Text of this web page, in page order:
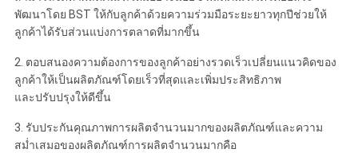
พัฒนาโดย BST ให้กับลูกค้าด้วยความร่วมมือระยะยาวทุกปีช่วยให้
ลูกค้าได้รับส่วนแบ่งการตลาดที่มากขึ้น
2. ตอบสนองความต้องการของลูกค้าอย่างรวดเร็วเปลี่ยนแนวคิดของ
ลูกค้าให้เป็นผลิตภัณฑ์โดยเร็วที่สุดและเพิ่มประสิทธิภาพ
และปรับปรุงให้ดีขึ้น
3. รับประกันคุณภาพการผลิตจำนวนมากของผลิตภัณฑ์และความ
สม่ำเสมอของผลิตภัณฑ์การผลิตจำนวนมากคือ